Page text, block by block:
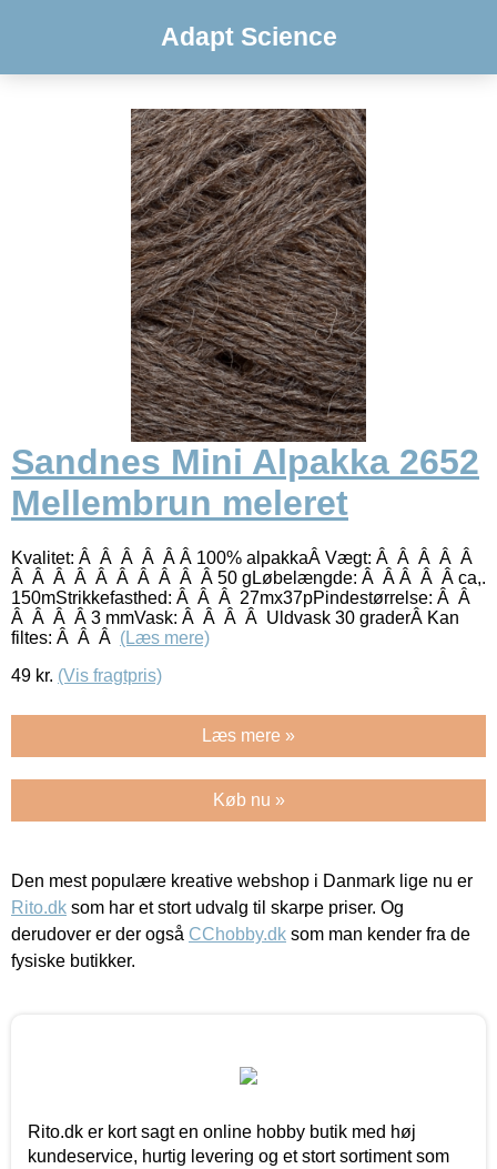
Adapt Science
Sandnes Mini Alpakka 2652
Mellembrun meleret
Kvalitet: Â Â Â Â Â Â 100% alpakkaÂ Vægt: Â Â Â Â Â
Â Â Â Â Â Â Â Â Â Â 50 gLøbelængde: Â Â Â Â Â ca,.
150mStrikkefasthed: Â Â Â 27mx37pPindestørrelse: Â Â
Â Â Â Â 3 mmVask: Â Â Â Â Uldvask 30 graderÂ Kan
filtes: Â Â Â (Læs mere)
49 kr. (Vis fragtpris)
Læs mere »
Køb nu »
Den mest populære kreative webshop i Danmark lige nu er
Rito.dk som har et stort udvalg til skarpe priser. Og
derudover er der også CChobby.dk som man kender fra de
fysiske butikker.
Rito.dk er kort sagt en online hobby butik med høj
kundeservice, hurtig levering og et stort sortiment som